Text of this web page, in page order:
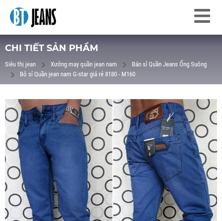
CHI TIẾT SẢN PHẨM
Siêu thị jean Xưởng may quần jean nam
Bán sỉ Quần Jeans Ống Suông
Bỏ sỉ Quần jean nam G-star giá rẻ 8180 - M160